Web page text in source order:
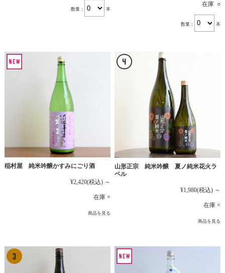
数量： 本
在庫 ○
数量： 本
稲村屋 純米吟醸かすみにごり酒
¥2,420(税込) ～
在庫 ×
商品を見る
山形正宗 純米吟醸 夏ノ純米花火ラ
ベル
¥1,980(税込) ～
在庫 ×
商品を見る